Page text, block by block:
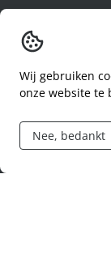
Wij gebruiken
onze website te
Nee, bedankt